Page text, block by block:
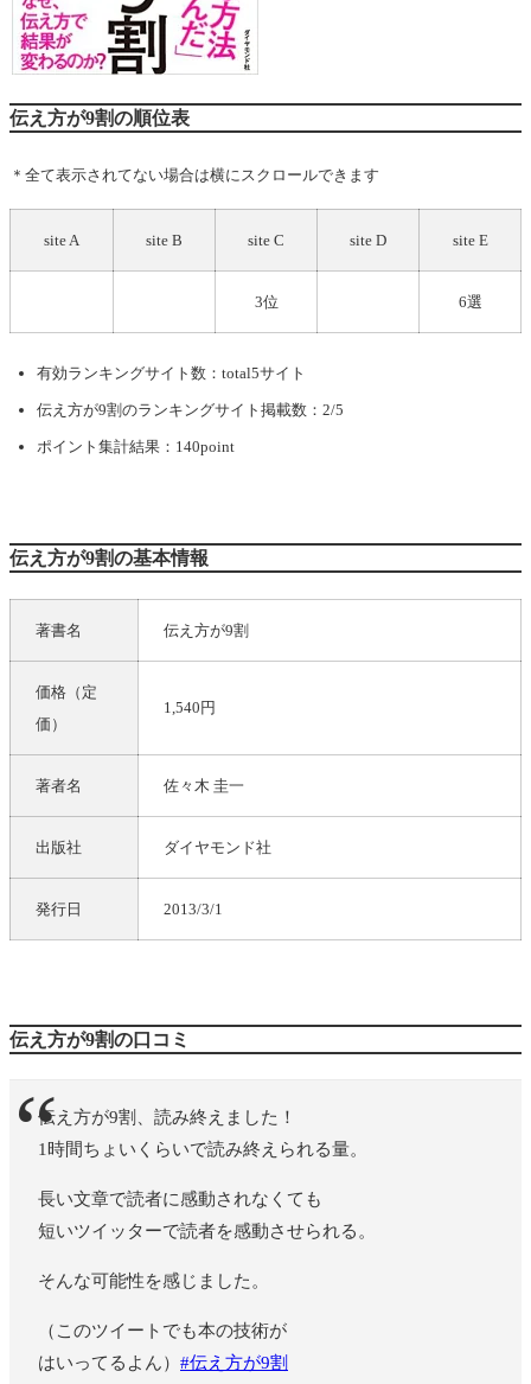
伝え方が9割の順位表
＊全て表示されてない場合は横にスクロールできます
site A site B site C site D site E
3位 6選
有効ランキングサイト数：total5サイト
伝え方が9割のランキングサイト掲載数：2/5
ポイント集計結果：140point
伝え方が9割の基本情報
著書名 伝え方が9割
価格（定
価）
1,540円
著者名 佐々木 圭一
出版社 ダイヤモンド社
発行日 2013/3/1
伝え方が9割の口コミ
伝え方が9割、読み終えました！
1時間ちょいくらいで読み終えられる量。
長い文章で読者に感動されなくても
短いツイッターで読者を感動させられる。
そんな可能性を感じました。
（このツイートでも本の技術が
はいってるよん） #伝え方が9割